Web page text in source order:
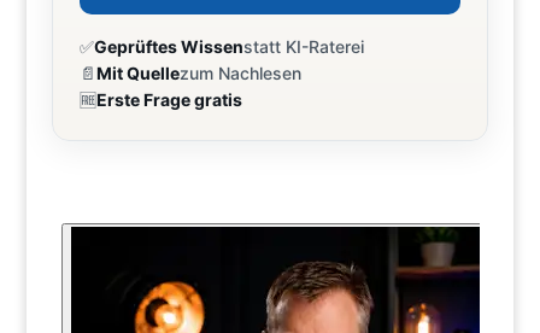
✅Geprüftes Wissenstatt KI-Raterei
📄Mit Quellezum Nachlesen
🆓Erste Frage gratis